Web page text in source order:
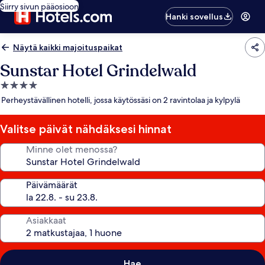
Siirry sivun pääosioon
Hanki sovellus
Näytä kaikki majoituspaikat
Sunstar Hotel Grindelwald
4.0
tähden
Perheystävällinen hotelli, jossa käytössäsi on 2 ravintolaa ja kylpylä
Valitse päivät nähdäksesi hinnat
Minne olet menossa?
Päivämäärät
Asiakkaat